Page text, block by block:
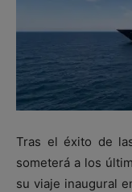
Tras el éxito de
someterá a los
su viaje inaugural